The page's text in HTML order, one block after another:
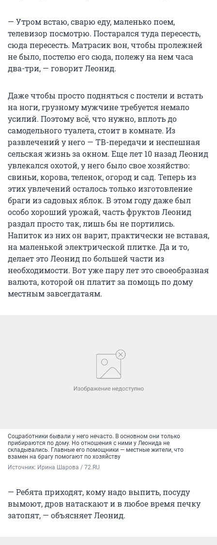
— Утром встаю, сварю еду, маленько поем,
телевизор посмотрю. Постарался туда пересесть,
сюда пересесть. Матрасик вон, чтобы пролежней
не было, постелю его сюда, полежу на нем часа
два-три, — говорит Леонид.
Даже чтобы просто подняться с постели и встать
на ноги, грузному мужчине требуется немало
усилий. Поэтому всё, что нужно, вплоть до
самодельного туалета, стоит в комнате. Из
развлечений у него — ТВ-передачи и неспешная
сельская жизнь за окном. Еще лет 10 назад Леонид
увлекался охотой, у него было свое хозяйство:
свиньи, корова, теленок, огород и сад. Теперь из
этих увлечений осталось только изготовление
браги из садовых яблок. В этом году даже был
особо хороший урожай, часть фруктов Леонид
раздал просто так, лишь бы не портились.
Напиток из них он варит, практически не вставая,
на маленькой электрической плитке. Да и то,
делает это Леонид по большей части из
необходимости. Вот уже пару лет это своеобразная
валюта, которой он платит за помощь по дому
местным завсегдатаям.
Соцработники бывали у него нечасто. В основном они только
прибираются по дому. Но отношения с ними у Леонида не
складывались. Главные его помощники — местные жители, что
взамен на брагу помогают по хозяйству
Источник: Ирина Шарова / 72.RU
— Ребята приходят, кому надо выпить, посуду
вымоют, дров натаскают и в любое время печку
затопят, — объясняет Леонид.